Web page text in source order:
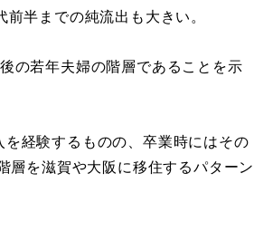
半までの純流出も大きい。
の若年夫婦の階層であることを示
経験するものの、卒業時にはその
層を滋賀や大阪に移住するパターン